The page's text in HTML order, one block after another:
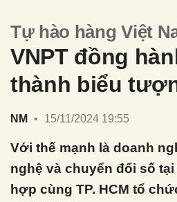
Tự hào hàng Việt
VNPT đồng
thành biểu
NM • 15/11/2024 19:55
Với thế mạnh là doanh
nghệ và chuyển đổi số
hợp cùng TP. HCM tổ